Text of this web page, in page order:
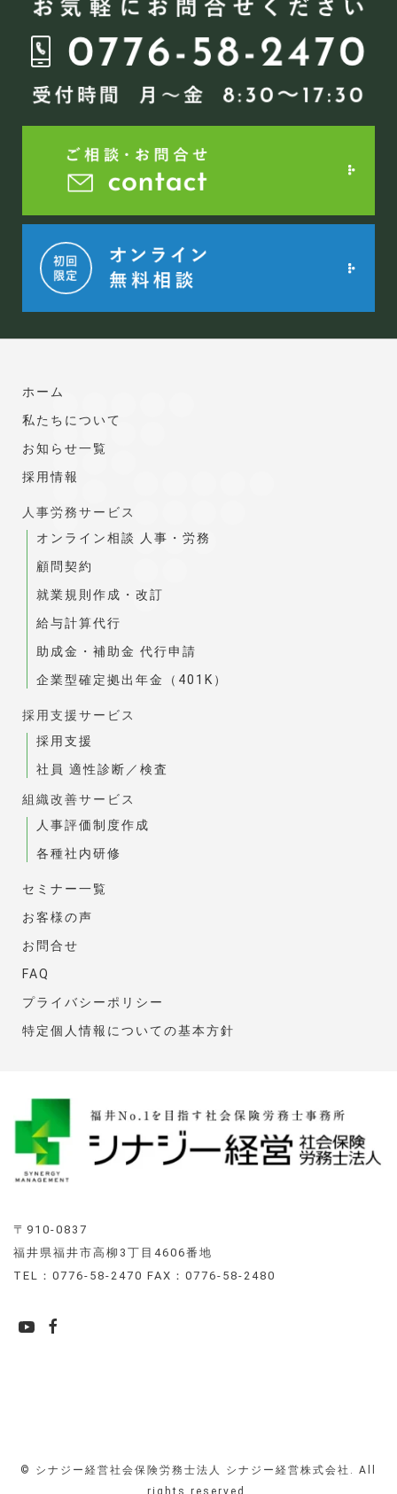
ー
シ
ン
ホーム
私たちについて
お知らせ一覧
採用情報
人事労務サービス
オンライン相談 人事・労務
顧問契約
就業規則作成・改訂
給与計算代行
助成金・補助金 代行申請
企業型確定拠出年金（401K）
採用支援サービス
採用支援
社員 適性診断／検査
組織改善サービス
人事評価制度作成
各種社内研修
セミナー一覧
お客様の声
お問合せ
FAQ
プライバシーポリシー
特定個人情報についての基本方針
〒910-0837
福井県福井市高柳3丁目4606番地
TEL：0776-58-2470 FAX：0776-58-2480
© シナジー経営社会保険労務士法人 シナジー経営株式会社. All